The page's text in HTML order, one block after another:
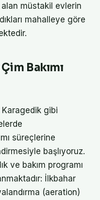
müstakil evlerin
mahalleye göre
Bakımı
Karagedik gibi
süreçlerine
başlıyoruz.
ve bakım programı
İlkbahar
(aeration)